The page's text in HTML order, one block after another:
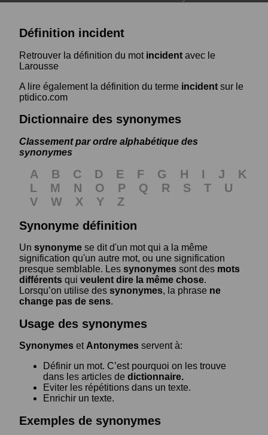
Définition incident
Retrouver la définition du mot incident avec le
Larousse
A lire également la définition du terme incident sur le
ptidico.com
Dictionnaire des synonymes
Classement par ordre alphabétique des
synonymes
A B C D E F G H I J
K
L
M N O P Q R S T
U
V
W X Y
Z
Synonyme définition
Un synonyme se dit d'un mot qui a la même
signification qu'un autre mot, ou une signification
presque semblable. Les synonymes sont des mots
différents qui veulent dire la même chose.
Lorsqu’on utilise des synonymes, la phrase ne
change pas de sens.
Usage des synonymes
Synonymes etAntonymes servent à:
Définir un mot. C’est pourquoi on les trouve
dans les articles de dictionnaire.
Eviter les répétitions dans un texte.
Enrichir un texte.
Exemples de synonymes